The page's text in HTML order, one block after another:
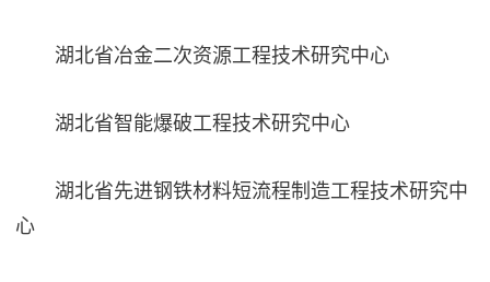
湖北省冶金二次资源工程技术研究中心
湖北省智能爆破工程技术研究中心
湖北省先进钢铁材料短流程制造工程技术研究中
心